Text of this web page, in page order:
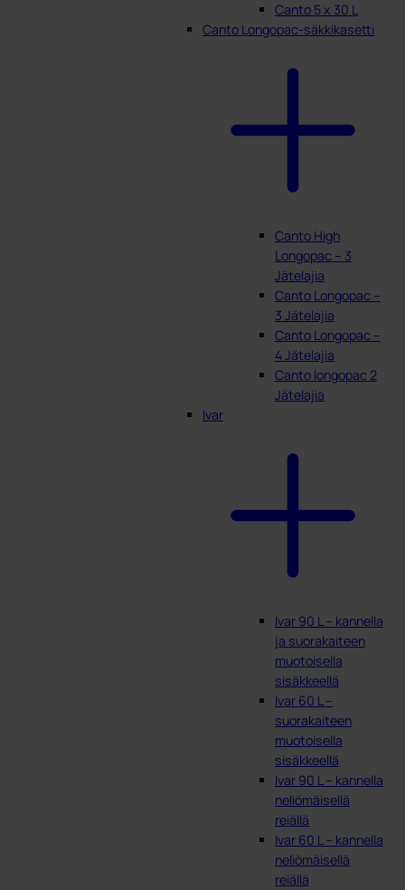
Canto 5 x 30 L
Canto Longopac-säkkikasetti
Canto High
Longopac – 3
Jätelajia
Canto Longopac –
3 Jätelajia
Canto Longopac –
4 Jätelajia
Canto longopac 2
Jätelajia
Ivar
Ivar 90 L – kannella
ja suorakaiteen
muotoisella
sisäkkeellä
Ivar 60 L –
suorakaiteen
muotoisella
sisäkkeellä
Ivar 90 L – kannella
neliömäisellä
reiällä
Ivar 60 L – kannella
neliömäisellä
reiällä